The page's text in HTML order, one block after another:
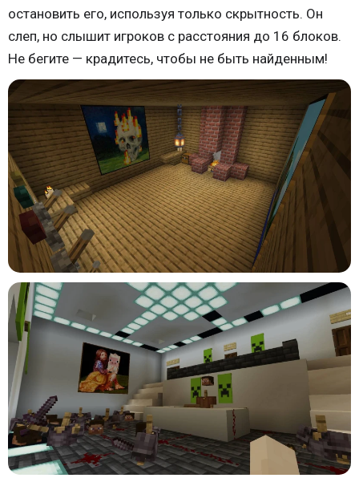
остановить его, используя только скрытность. Он
слеп, но слышит игроков с расстояния до 16 блоков.
Не бегите — крадитесь, чтобы не быть найденным!